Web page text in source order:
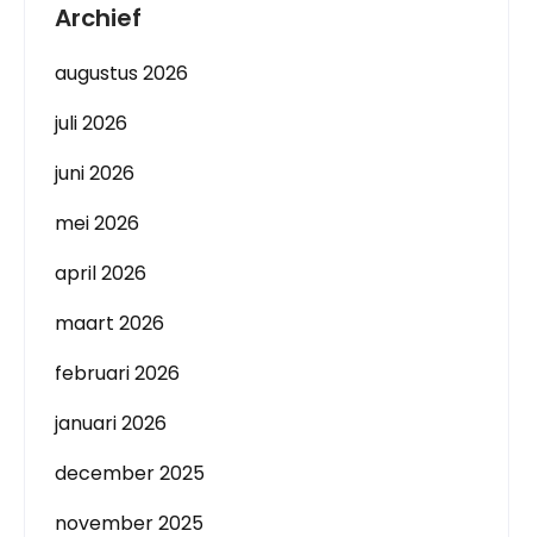
Archief
augustus 2026
juli 2026
juni 2026
mei 2026
april 2026
maart 2026
februari 2026
januari 2026
december 2025
november 2025